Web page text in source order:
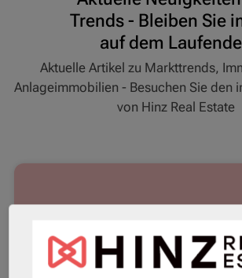
Trends - Bleiben Sie
auf dem
Aktuelle Artikel zu Markttrends,
Anlageimmobilien - Besuchen Sie den
von Hinz Real Estate